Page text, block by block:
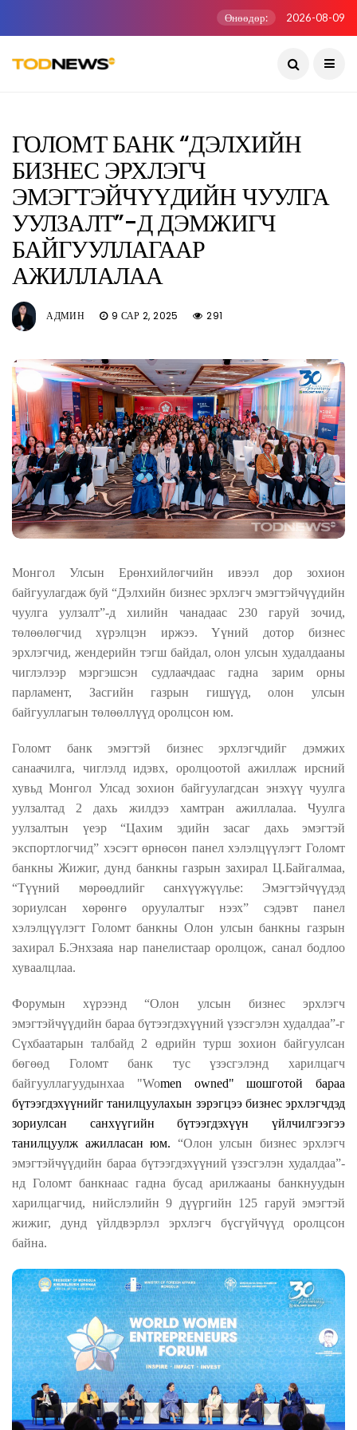
Өнөөдөр: 2026-08-09
ГОЛОМТ БАНК “ДЭЛХИЙН
БИЗНЕС ЭРХЛЭГЧ
ЭМЭГТЭЙЧҮҮДИЙН ЧУУЛГА
УУЛЗАЛТ”-Д ДЭМЖИГЧ
БАЙГУУЛЛАГААР
АЖИЛЛАЛАА
АДМИН 9 САР 2, 2025 291
Монгол Улсын Ерөнхийлөгчийн ивээл дор
зохион
байгуулагдаж буй “Дэлхийн бизнес эрхлэгч эмэгтэйчүүдийн
чуулга уулзалт”-д хилийн чанадаас 230 гаруй зочид,
төлөөлөгчид хүрэлцэн иржээ. Үүний дотор бизнес
эрхлэгчид, жендерийн тэгш байдал, олон улсын худалдааны
чиглэлээр мэргэшсэн судлаачдаас гадна зарим орны
парламент, Засгийн газрын гишүүд, олон улсын
байгууллагын төлөөллүүд оролцсон юм.
Голомт банк эмэгтэй бизнес эрхлэгчдийг дэмжих
санаачилга, чиглэлд идэвх, оролцоотой ажиллаж ирсний
хувьдМонгол Улсад зохион байгуулагдсан энэхүүчуулга
уулзалтад 2 дахь жилдээ хамтран ажиллалаа.Чуулга
уулзалтын үеэр “Цахим эдийн засаг дахь эмэгтэй
экспортлогчид” хэсэгт өрнөсөн панел хэлэлцүүлэгт Голомт
банкны Жижиг, дунд банкны газрын захирал Ц.Байгалмаа,
“Түүний мөрөөдлийг санхүүжүүлье: Эмэгтэйчүүдэд
зориулсан хөрөнгө оруулалтыг нээх” сэдэвт панел
хэлэлцүүлэгт Голомт банкны Олон улсын банкны газрын
захирал Б.Энхзаяа нар панелистаар оролцож, санал бодлоо
хуваалцлаа.
Форумын хүрээнд “Олон улсын бизнес эрхлэгч
эмэгтэйчүүдийн бараа бүтээгдэхүүний үзэсгэлэн худалдаа”-г
Сүхбаатарын талбайд 2 өдрийн турш зохион байгуулсан
бөгөөд Голомт банк тус үзэсгэлэнд харилцагч
байгууллагуудынхаа "Women owned" шошготой бараа
бүтээгдэхүүнийг танилцуулахын зэрэгцээ бизнес эрхлэгчдэд
зориулсан санхүүгийн бүтээгдэхүүн үйлчилгээгээ
танилцуулж ажилласан юм. “Олон улсын бизнес эрхлэгч
эмэгтэйчүүдийн бараа бүтээгдэхүүний үзэсгэлэн худалдаа”-
нд Голомт банкнаас гадна бусад арилжааны банкнуудын
харилцагчид, нийслэлийн 9 дүүргийн 125 гаруй эмэгтэй
жижиг, дунд үйлдвэрлэл эрхлэгч бүсгүйчүүд оролцсон
байна.